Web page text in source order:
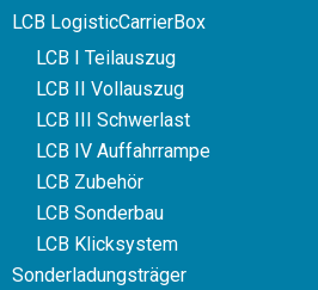
LCB LogisticCarrierBox
LCB I Teilauszug
LCB II Vollauszug
LCB III Schwerlast
LCB IV Auffahrrampe
LCB Zubehör
LCB Sonderbau
LCB Klicksystem
Sonderladungsträger